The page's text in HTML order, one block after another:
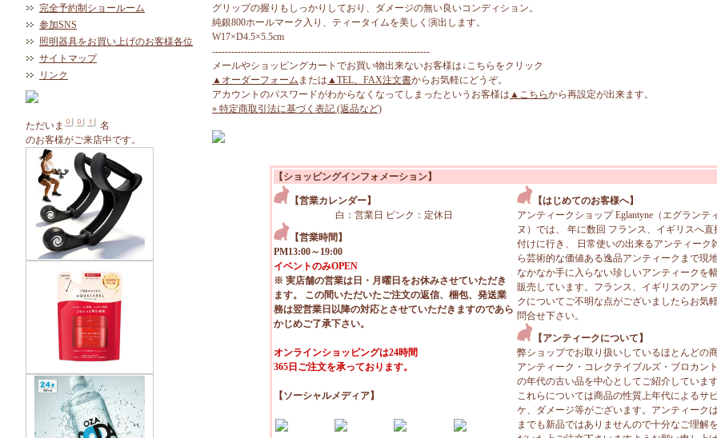
完全予約制ショールーム
参加SNS
照明器具をお買い上げのお客様各位
サイトマップ
リンク
ただいま
名
のお客様がご来店中です。
グリップの握りもしっかりしており、ダメージの無い良いコンディション。
純銀800ホールマーク入り、ティータイムを美しく演出します。
W17×D4.5×5.5cm
--------------------------------------------------------------------
メールやショッピングカートでお買い物出来ないお客様は↓こちらをクリック
▲オーダーフォーム または ▲TEL、FAX注文書からお気軽にどうぞ。
アカウントのパスワードがわからなくなってしまったというお客様は ▲こちらから再設定が出来ます。
» 特定商取引法に基づく表記 (返品など)
【ショッピングインフォメーション】
【営業カレンダー】
白：営業日 ピンク：定休日
【営業時間】
PM13:00～19:00
イベントのみOPEN
※ 実店舗の営業は日・月曜日をお休みさせていただき
ます。 この間いただいたご注文の返信、梱包、発送業
務は翌営業日以降の対応とさせていただきますのであら
かじめご了承下さい。
オンラインショッピングは24時間
365日ご注文を承っております。
【ソーシャルメディア】
【はじめてのお客様へ】
アンティークショップ Eglantyne（エグランテ
ヌ）では、 年に数回 フランス、イギリスへ直
付けに行き、 日常使いの出来るアンティーク
ら芸術的な価値ある逸品アンティークまで現
なかなか手に入らない珍しいアンティークを
販売しています。フランス、イギリスのアン
クについてご不明な点がございましたらお気
問合せ下さい。
【アンティークについて】
弊ショップでお取り扱いしているほとんどの
アンティーク・コレクテイブルズ・ブロカン
の年代の古い品を中心としてご紹介しています
これらについては商品の性質上年代によるサ
ケ、ダメージ等がございます。アンティーク
までも新品ではありませんので十分なご理解